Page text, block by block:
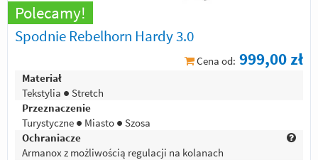
Polecamy!
Spodnie Rebelhorn Hardy 3.0
Cena od: 999,00 zł
Materiał
Tekstylia ● Stretch
Przeznaczenie
Turystyczne ● Miasto ● Szosa
Ochraniacze
Armanox z możliwością regulacji na kolanach